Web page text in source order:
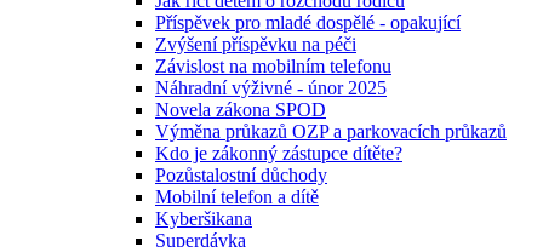
Příspěvek pro mladé dospělé - opakující
Zvýšení příspěvku na péči
Závislost na mobilním telefonu
Náhradní výživné - únor 2025
Novela zákona SPOD
Výměna průkazů OZP a parkovacích průkazů
Kdo je zákonný zástupce dítěte?
Pozůstalostní důchody
Mobilní telefon a dítě
Kyberšikana
Superdávka